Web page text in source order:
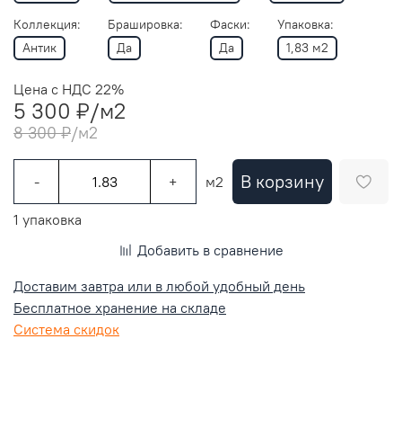
Коллекция:
Антик
Брашировка:
Да
Фаски:
Да
Упаковка:
1,83 м2
Цена с НДС 22%
5 300 ₽/м2
8 300 ₽/м2
- + м2 В корзину
1 упаковка
Добавить в сравнение
Доставим завтра или в любой удобный день
Бесплатное хранение на складе
Система скидок